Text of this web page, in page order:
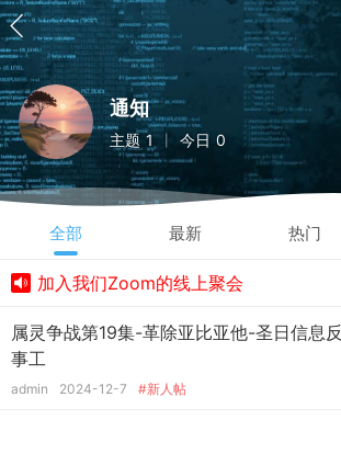
通知
主题 1 今日 0
全部 最新 热门
加入我们Zoom的线上聚会
属灵争战第19集-革除亚比亚他-圣日信息
事工
admin 2024-12-7 #新人帖